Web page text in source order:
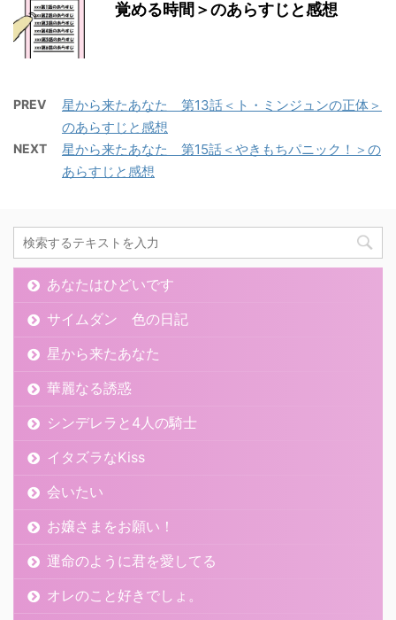
覚める時間＞のあらすじと感想
PREV
星から来たあなた 第13話＜ト・ミンジュンの正体＞
のあらすじと感想
NEXT
星から来たあなた 第15話＜やきもちパニック！＞の
あらすじと感想
あなたはひどいです
サイムダン 色の日記
星から来たあなた
華麗なる誘惑
シンデレラと4人の騎士
イタズラなKiss
会いたい
お嬢さまをお願い！
運命のように君を愛してる
オレのこと好きでしょ。